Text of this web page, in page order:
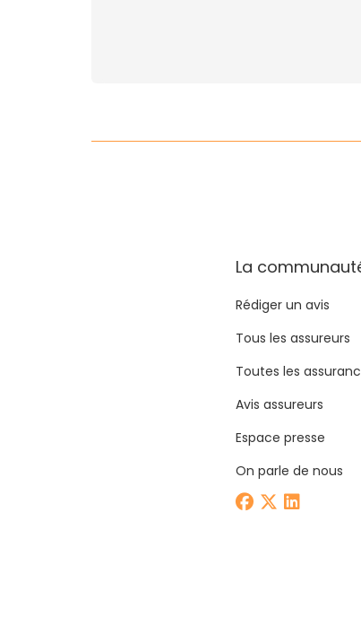
La
Rédiger un avis
Tous les assureurs
Toutes les
Avis assureurs
Espace presse
On parle de nous